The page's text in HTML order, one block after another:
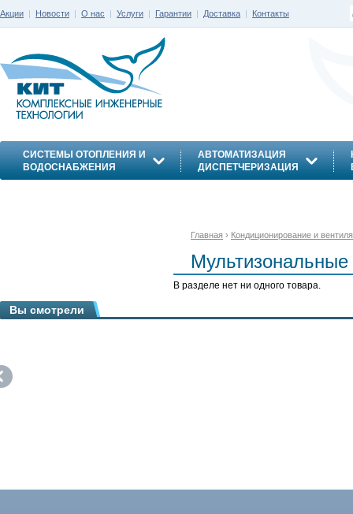
Акции | Новости | О нас | Услуги | Гарантии | Доставка | Контакты
СИСТЕМЫ ОТОПЛЕНИЯ И
ВОДОСНАБЖЕНИЯ
АВТОМАТИЗАЦИЯ
ДИСПЕТЧЕРИЗАЦИЯ
Главная › Кондиционирование и
В разделе нет ни одного товара.
Вы смотрели